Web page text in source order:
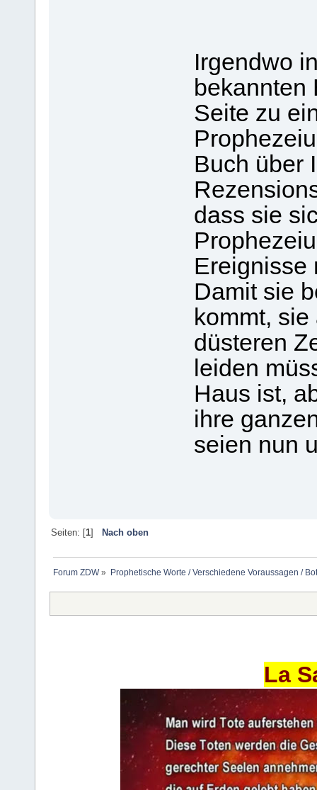
Irgendwo
bekannten
Seite zu
Buch über
dass sie
Ereignisse
Damit sie
kommt,
düsteren
leiden
Haus ist,
ihre
seien nun
Seiten: [1] Nach oben
Forum ZDW» Prophetische Worte / Verschiedene Voraussagen /
La